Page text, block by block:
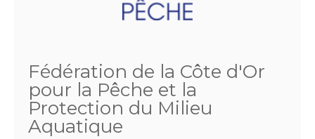
Fédération de la Côte d'Or
pour la Pêche et la
Protection du Milieu
Aquatique